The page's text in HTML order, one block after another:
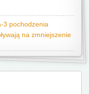
3 pochodzenia
na zmniejszenie